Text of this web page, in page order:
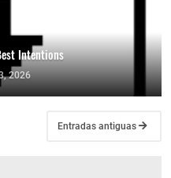
Intentions
2026
Entradas antiguas